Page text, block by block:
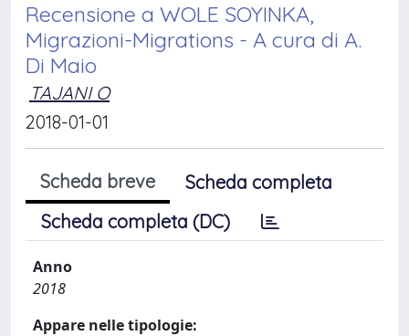
Recensione a WOLE SOYINKA,
Migrazioni-Migrations - A cura di A.
Di Maio
TAJANI O
2018-01-01
Scheda breve
Scheda completa
Scheda completa (DC)
Anno
2018
Appare nelle tipologie: